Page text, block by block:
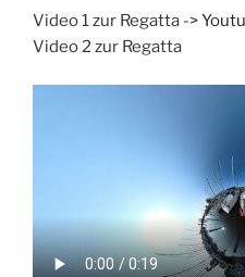
Video 1 zur Regatta ->
Video 2 zur Regatta